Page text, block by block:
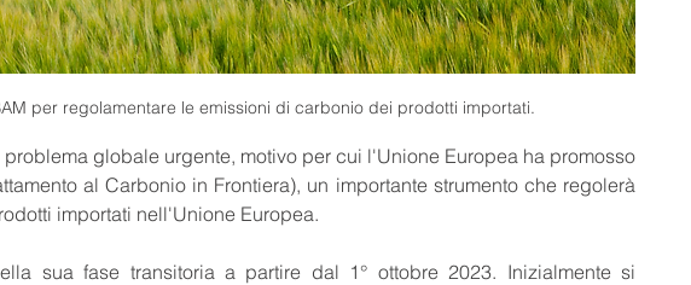
per regolamentare le emissioni di carbonio dei prodotti importati.
globale urgente, motivo per cui l'Unione Europea ha promosso
al Carbonio in Frontiera), un importante strumento che regolerà
importati nell'Unione Europea.
sua fase transitoria a partire dal 1° ottobre 2023. Inizialmente si